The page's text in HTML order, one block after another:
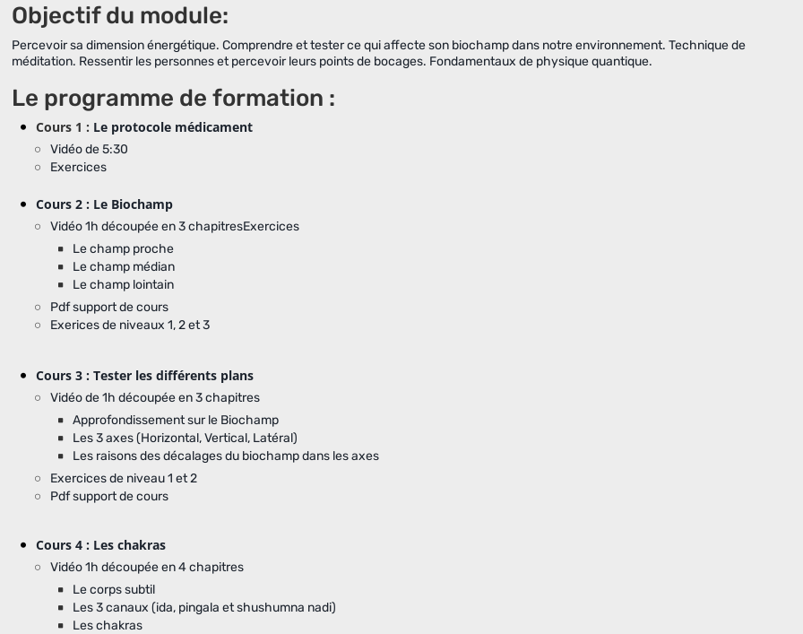
Objectif du module:
Percevoir sa dimension énergétique. Comprendre et tester ce qui affecte son biochamp dans notre environnement. Technique de
méditation. Ressentir les personnes et percevoir leurs points de bocages. Fondamentaux de physique quantique.
Le programme de formation :
Cours 1 : Le protocole médicament
Vidéo de 5:30
Exercices
Cours 2 : Le Biochamp
Vidéo 1h découpée en 3 chapitresExercices
Le champ proche
Le champ médian
Le champ lointain
Pdf support de cours
Exerices de niveaux 1, 2 et 3
Cours 3 : Tester les différents plans
Vidéo de 1h découpée en 3 chapitres
Approfondissement sur le Biochamp
Les 3 axes (Horizontal, Vertical, Latéral)
Les raisons des décalages du biochamp dans les axes
Exercices de niveau 1 et 2
Pdf support de cours
Cours 4 : Les chakras
Vidéo 1h découpée en 4 chapitres
Le corps subtil
Les 3 canaux (ida, pingala et shushumna nadi)
Les chakras